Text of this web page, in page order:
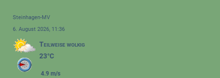
Steinhagen-MV
6. August 2026, 11:36
Teilweise wolkig
23°C
4.9 m/s